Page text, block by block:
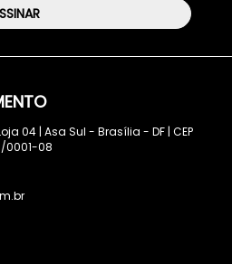
04 | Asa Sul - Brasília - DF | CEP
0001-08